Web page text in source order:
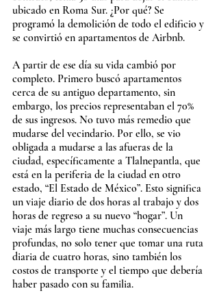
ubicado en Roma Sur. ¿Por qué? Se
programó la demolición de todo el edificio y
se convirtió en apartamentos de Airbnb.
A partir de ese día su vida cambió por
completo. Primero buscó apartamentos
cerca de su antiguo departamento, sin
embargo, los precios representaban el 70%
de sus ingresos. No tuvo más remedio que
mudarse del vecindario. Por ello, se vio
obligada a mudarse a las afueras de la
ciudad, específicamente a Tlalnepantla, que
está en la periferia de la ciudad en otro
estado, “El Estado de México”. Esto significa
un viaje diario de dos horas al trabajo y dos
horas de regreso a su nuevo “hogar”. Un
viaje más largo tiene muchas consecuencias
profundas, no solo tener que tomar una ruta
diaria de cuatro horas, sino también los
costos de transporte y el tiempo que debería
haber pasado con su familia.